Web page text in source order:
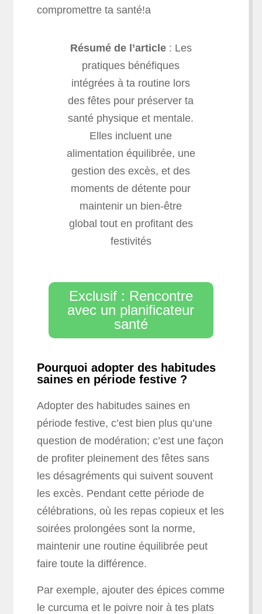
compromettre ta santé!a
Résumé de l’article: Les
pratiques bénéfiques
intégrées à ta routine lors
des fêtes pour préserver ta
santé physique et mentale.
Elles incluent une
alimentation équilibrée, une
gestion des excès, et des
moments de détente pour
maintenir un bien-être
global tout en profitant des
festivités
Exclusif : Rencontre
avec un planificateur
santé
Pourquoi adopter des habitudes
saines en période festive ?
Adopter des habitudes saines en
période festive, c’est bien plus qu’une
question de modération; c’est une façon
de profiter pleinement des fêtes sans
les désagréments qui suivent souvent
les excès. Pendant cette période de
célébrations, où les repas copieux et les
soirées prolongées sont la norme,
maintenir une routine équilibrée peut
faire toute la différence.
Par exemple, ajouter des épices comme
le curcuma et le poivre noir à tes plats